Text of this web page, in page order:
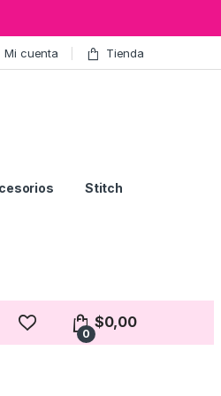
Mi cuenta Tienda
Stitch
0
$0,00